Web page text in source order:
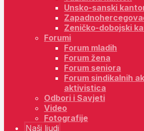
Unsko-sanski
Zeničko-dobojski
Forumi
Forum mladih
Forum žena
Forum seniora
Forum sindikalnih
aktivistica
Odbori i Savjeti
Video
Fotografije
Naši ljudi